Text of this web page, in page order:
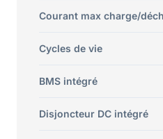
Courant max charge/
Cycles de vie
BMS intégré
Disjoncteur DC intégré